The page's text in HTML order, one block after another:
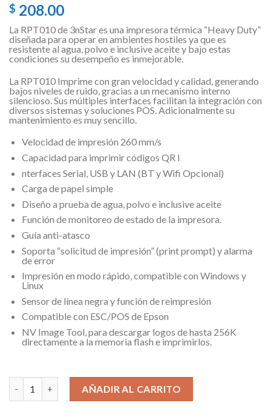
$ 208.00
La RPT010 de 3nStar es una impresora térmica “Heavy Duty”
diseñada para operar en ambientes hostiles ya que es
resistente al agua, polvo e inclusive aceite y bajo estas
condiciones su desempeño es inmejorable.
La RPT010 Imprime con gran velocidad y calidad, generando
bajos niveles de ruido, gracias a un mecanismo interno
silencioso. Sus múltiples interfaces facilitan la integración con
diversos sistemas y soluciones POS. Adicionalmente su
mantenimiento es muy sencillo.
Velocidad de impresión 260 mm/s
Capacidad para imprimir códigos QR I
nterfaces Serial, USB y LAN (BT y Wifi Opcional)
Carga de papel simple
Diseño a prueba de agua, polvo e inclusive aceite
Función de monitoreo de estado de la impresora.
Guía anti-atasco
Soporta “solicitud de impresión” (print prompt) y alarma
de error
Impresión en modo rápido, compatible con Windows y
Linux
Sensor de línea negra y función de reimpresión
Compatible con ESC/POS de Epson
NV Image Tool, para descargar logos de hasta 256K
directamente a la memoria flash e imprimirlos.
IMPRESORA TÉRMICA 3NSTAR RPT-010 / USB / SERIAL /
AÑADIR AL CARRITO